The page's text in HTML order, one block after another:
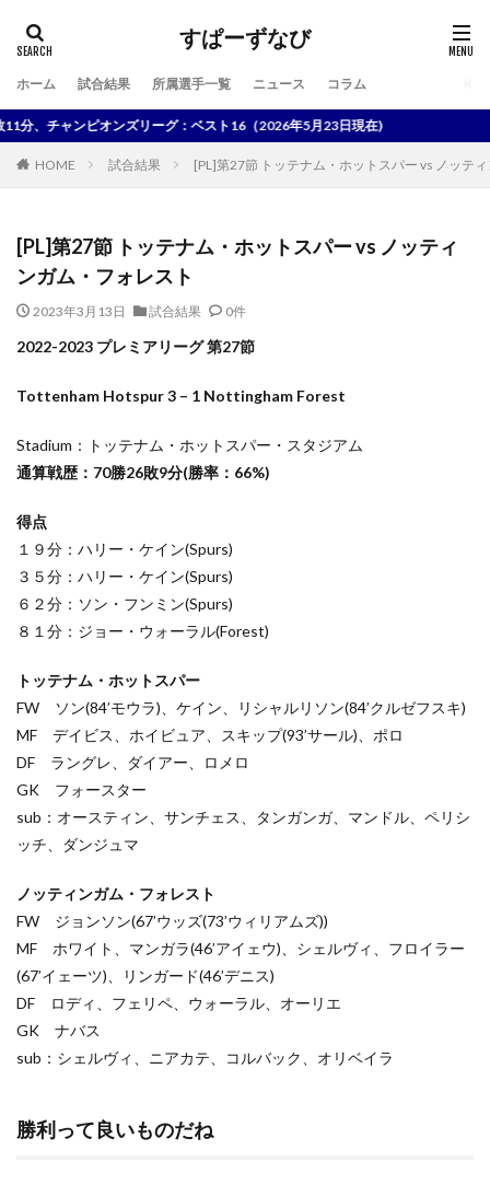
すぱーずなび
ホーム 試合結果 所属選手一覧 ニュース コラム
ャンピオンズリーグ：ベスト16（2026年5月23日現在)
HOME 試合結果 [PL]第27節 トッテナム・ホットスパー vs ノッテ
[PL]第27節 トッテナム・ホットスパー vs ノッティ
ンガム・フォレスト
2023年3月13日 試合結果 0件
2022-2023 プレミアリーグ 第27節
Tottenham Hotspur 3 – 1 Nottingham Forest
Stadium：トッテナム・ホットスパー・スタジアム
通算戦歴：70勝26敗9分(勝率：66%)
得点
１９分：ハリー・ケイン(Spurs)
３５分：ハリー・ケイン(Spurs)
６２分：ソン・フンミン(Spurs)
８１分：ジョー・ウォーラル(Forest)
トッテナム・ホットスパー
FW ソン(84’モウラ)、ケイン、リシャルリソン(84’クルゼフスキ)
MF デイビス、ホイビュア、スキップ(93’サール)、ポロ
DF ラングレ、ダイアー、ロメロ
GK フォースター
sub：オースティン、サンチェス、タンガンガ、マンドル、ペリシ
ッチ、ダンジュマ
ノッティンガム・フォレスト
FW ジョンソン(67’ウッズ(73’ウィリアムズ))
MF ホワイト、マンガラ(46’アイェウ)、シェルヴィ、フロイラー
(67’イェーツ)、リンガード(46’デニス)
DF ロディ、フェリペ、ウォーラル、オーリエ
GK ナバス
sub：シェルヴィ、ニアカテ、コルバック、オリベイラ
勝利って良いものだね
検索